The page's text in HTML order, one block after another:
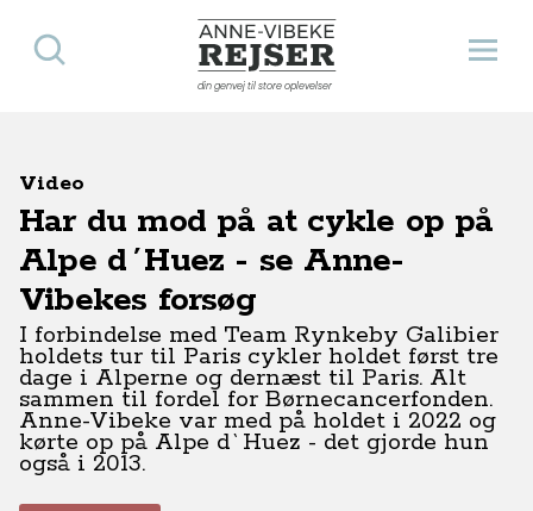
Anne-Vibeke Rejser
din genvej til store oplevelser
Åbn
Søg
Video
Har du mod på at cykle op på
Alpe d´Huez - se Anne-
Vibekes forsøg
I forbindelse med Team Rynkeby Galibier
holdets tur til Paris cykler holdet først tre
dage i Alperne og dernæst til Paris. Alt
sammen til fordel for Børnecancerfonden.
Anne-Vibeke var med på holdet i 2022 og
kørte op på Alpe d`Huez - det gjorde hun
også i 2013.